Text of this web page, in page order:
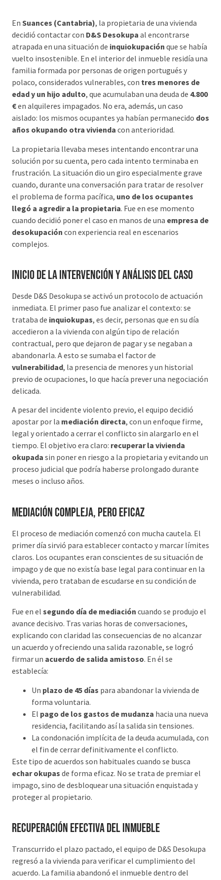
En Suances (Cantabria), la propietaria de una vivienda
decidió contactar con D&S Desokupa al encontrarse
atrapada en una situación de inquiokupación que se había
vuelto insostenible. En el interior del inmueble residía una
familia formada por personas de origen portugués y
polaco, considerados vulnerables, con tres menores de
edad y un hijo adulto, que acumulaban una deuda de 4.800
€en alquileres impagados. No era, además, un caso
aislado: los mismos ocupantes ya habían permanecido dos
años okupando otra vivienda con anterioridad.
La propietaria llevaba meses intentando encontrar una
solución por su cuenta, pero cada intento terminaba en
frustración. La situación dio un giro especialmente grave
cuando, durante una conversación para tratar de resolver
el problema de forma pacífica, uno de los ocupantes
llegó a agredir a la propietaria. Fue en ese momento
cuando decidió poner el caso en manos de una empresa de
desokupación con experiencia real en escenarios
complejos.
Inicio de la intervención y análisis del caso
Desde D&S Desokupa se activó un protocolo de actuación
inmediata. El primer paso fue analizar el contexto: se
trataba de inquiokupas, es decir, personas que en su día
accedieron a la vivienda con algún tipo de relación
contractual, pero que dejaron de pagar y se negaban a
abandonarla. A esto se sumaba el factor de
vulnerabilidad, la presencia de menores y un historial
previo de ocupaciones, lo que hacía prever una negociación
delicada.
A pesar del incidente violento previo, el equipo decidió
apostar por la mediación directa, con un enfoque firme,
legal y orientado a cerrar el conflicto sin alargarlo en el
tiempo. El objetivo era claro: recuperar la vivienda
okupada sin poner en riesgo a la propietaria y evitando un
proceso judicial que podría haberse prolongado durante
meses o incluso años.
Mediación compleja, pero eficaz
El proceso de mediación comenzó con mucha cautela. El
primer día sirvió para establecer contacto y marcar límites
claros. Los ocupantes eran conscientes de su situación de
impago y de que no existía base legal para continuar en la
vivienda, pero trataban de escudarse en su condición de
vulnerabilidad.
Fue en el segundo día de mediación cuando se produjo el
avance decisivo. Tras varias horas de conversaciones,
explicando con claridad las consecuencias de no alcanzar
un acuerdo y ofreciendo una salida razonable, se logró
firmar un acuerdo de salida amistoso. En él se
establecía:
Un plazo de 45 días para abandonar la vivienda de
forma voluntaria.
El pago de los gastos de mudanza hacia una nueva
residencia, facilitando así la salida sin tensiones.
La condonación implícita de la deuda acumulada, con
el fin de cerrar definitivamente el conflicto.
Este tipo de acuerdos son habituales cuando se busca
echar okupas de forma eficaz. No se trata de premiar el
impago, sino de desbloquear una situación enquistada y
proteger al propietario.
Recuperación efectiva del inmueble
Transcurrido el plazo pactado, el equipo de D&S Desokupa
regresó a la vivienda para verificar el cumplimiento del
acuerdo. La familia abandonó el inmueble dentro del